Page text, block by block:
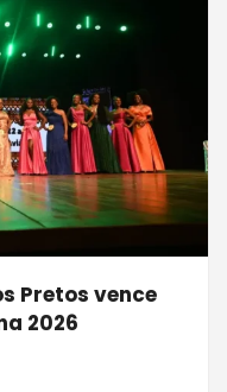
Pretos vence
2026